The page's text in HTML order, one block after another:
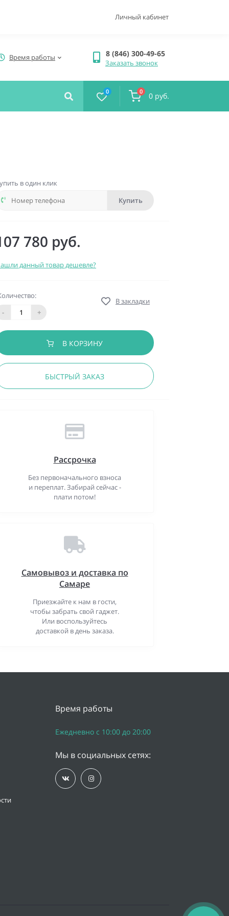
Личный кабинет
Время работы 8 (846) 300-49-65
Заказать звонок
0 0 0 руб.
в один клик
Купить
780 руб.
данный товар дешевле?
-
+
В закладки
В КОРЗИНУ
БЫСТРЫЙ ЗАКАЗ
Рассрочка
Без первоначального взноса
и переплат. Забирай сейчас -
плати потом!
Самовывоз и доставка по
Самаре
Приезжайте к нам в гости,
чтобы забрать свой гаджет.
Или воспользуйтесь
доставкой в день заказа.
Время работы
Ежедневно с 10:00 до 20:00
Мы в социальных сетях: